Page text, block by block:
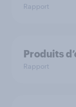
Rapport
Produits
Rapport